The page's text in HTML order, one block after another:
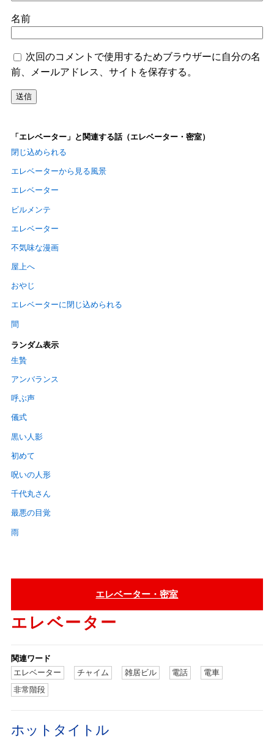
名前
次回のコメントで使用するためブラウザーに自分の名
前、メールアドレス、サイトを保存する。
「エレベーター」と関連する話（エレベーター・密室）
閉じ込められる
エレベーターから見る風景
エレベーター
ビルメンテ
エレベーター
不気味な漫画
屋上へ
おやじ
エレベーターに閉じ込められる
間
ランダム表示
生贄
アンバランス
呼ぶ声
儀式
黒い人影
初めて
呪いの人形
千代丸さん
最悪の目覚
雨
エレベーター・密室
エレベーター
関連ワード
エレベーター
チャイム 雑居ビル 電話
電車
非常階段
ホットタイトル